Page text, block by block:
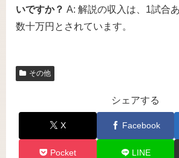
いですか？ A: 解説の収入は、1試合
数十万円とされています。
その他
シェアする
X Facebook
Pocket LINE